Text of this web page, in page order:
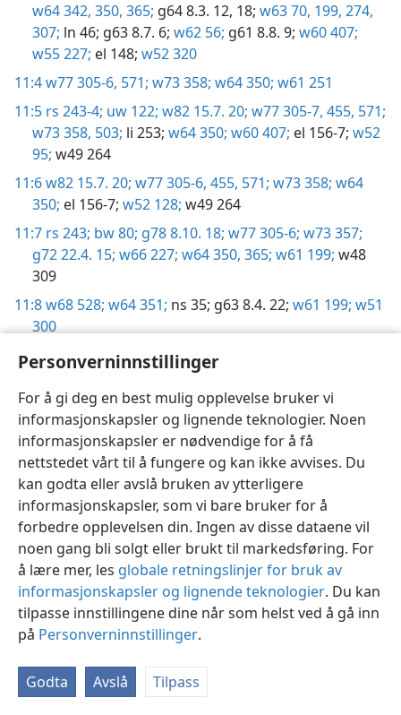
Personverninnstillinger
For å gi deg en best mulig opplevelse bruker vi
informasjonskapsler og lignende teknologier. Noen
informasjonskapsler er nødvendige for å få
nettstedet vårt til å fungere og kan ikke avvises. Du
kan godta eller avslå bruken av ytterligere
informasjonskapsler, som vi bare bruker for å
forbedre opplevelsen din. Ingen av disse dataene vil
noen gang bli solgt eller brukt til markedsføring. For
å lære mer, les globale retningslinjer for bruk av
informasjonskapsler og lignende teknologier. Du kan
tilpasse innstillingene dine når som helst ved å gå inn
på Personverninnstillinger.
Godta Avslå Tilpass
w64 342, 350, 365; g64 8.3. 12, 18; w63 70, 199, 274,
307; ln 46; g63 8.7. 6; w62 56; g61 8.8. 9; w60 407;
w55 227; el 148; w52 320
11:4w77 305-6, 571; w73 358; w64 350; w61 251
11:5 rs 243-4; uw 122; w82 15.7. 20; w77 305-7, 455, 571;
w73 358, 503; li 253; w64 350; w60 407; el 156-7; w52
95; w49 264
11:6w82 15.7. 20; w77 305-6, 455, 571; w73 358; w64
350; el 156-7; w52 128; w49 264
11:7 rs 243; bw 80; g78 8.10. 18; w77 305-6; w73 357;
g72 22.4. 15; w66 227; w64 350, 365; w61 199; w48
309
11:8w68 528; w64 351; ns 35; g63 8.4. 22; w61 199; w51
300
11:9w68 528;w64 351;g64 8.3. 18;
w51 300
11:10 rs 243; w77 306;w73 359;li 245;w64 351;w62
228;w61 162;w60 407;el 157;w52 95;w49 265
11:11w64 351;w49 265
11:12g72 8.9. 10;w66 223;w64 351;g63 8.4. 22;
265
11:13uw 122;w77 455;w64 351;w52 95
11:14w82 15.7. 20;g79 8.8. 23;w77 306;yy 54-5;w73
165,321;w69 262;w67 298;w64 351;w52 128
11:15 w82 15.7. 20;yy 54-5;w73 165,321;w69 262;w64
351;w62 228;g61 22.11. 15;
11:16w68 562;w64 352;w49 266
11:18 w80 15.10. 31;li 122